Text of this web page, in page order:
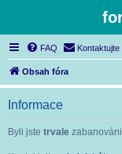
FAQ Kontaktujte
Obsah fóra
Informace
Byli jste trvale